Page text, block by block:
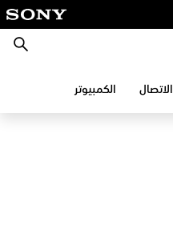
بحث
الاتصال الكمبيوتر